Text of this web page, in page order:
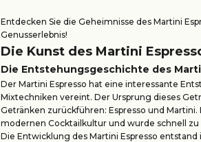
Entdecken Sie die Geheimnisse des Martini
Genusserlebnis!
Die Kunst des Martini
Die Entstehungsgeschichte des
Der Martini Espresso hat eine interessante
Mixtechniken vereint. Der Ursprung dieses
Getränken zurückführen: Espresso und
modernen Cocktailkultur und wurde schnell
Die Entwicklung des Martini Espresso